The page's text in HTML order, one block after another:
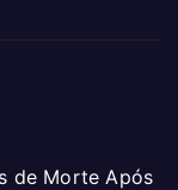
de Morte Após